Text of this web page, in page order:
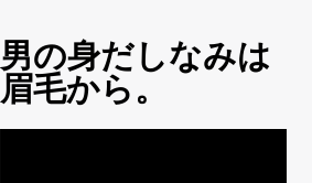
男の身だしなみは
眉毛から。